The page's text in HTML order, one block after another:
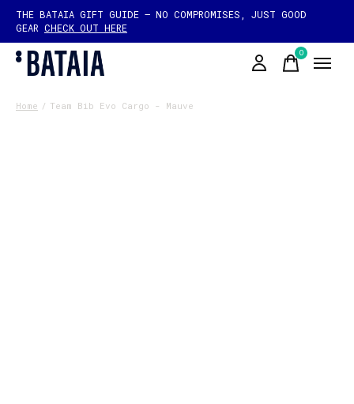
THE BATAIA GIFT GUIDE — NO COMPROMISES, JUST GOOD
GEAR CHECK OUT HERE
0items
Home / Team Bib Evo Cargo - Mauve